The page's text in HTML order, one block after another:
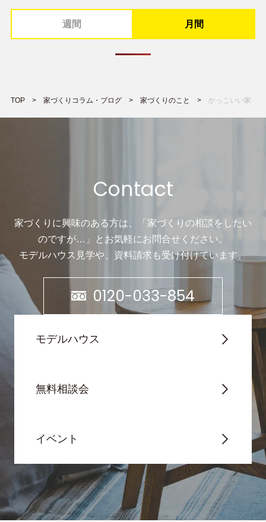
週間 月間
TOP 家づくりコラム・ブログ 家づくりのこと かっこいい家
Contact
家づくりに興味のある方は、「家づくりの相談をしたい
のですが…」と お気軽にお問合せください。
モデルハウス見学や、資料請求も受け付けています。
0120-033-854
モデルハウス
無料相談会
イベント